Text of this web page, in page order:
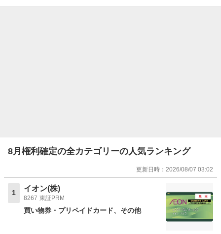
8月権利確定の全カテゴリーの人気ランキング
更新日時： 2026/08/07 03:02
1
イオン(株)
8267 東証PRM
買い物券・プリペイドカード その他